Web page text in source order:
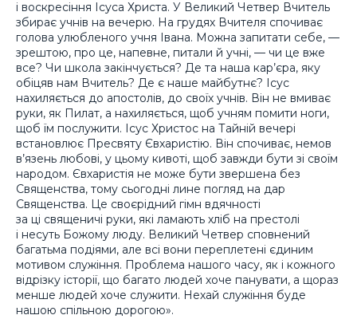
і воскресіння Ісуса Христа. У Великий Четвер Вчитель
збирає учнів на вечерю. На грудях Вчителя спочиває
голова улюбленого учня Івана. Можна запитати себе, —
зрештою, про це, напевне, питали й учні, — чи це вже
все? Чи школа закінчується? Де та наша кар’єра, яку
обіцяв нам Вчитель? Де є наше майбутнє? Ісус
нахиляється до апостолів, до своїх учнів. Він не вмиває
руки, як Пилат, а нахиляється, щоб учням помити ноги,
щоб їм послужити. Ісус Христос на Тайній вечері
встановлює Пресвяту Євхаристію. Він спочиває, немов
в’язень любові, у цьому кивоті, щоб завжди бути зі своїм
народом. Євхаристія не може бути звершена без
Священства, тому сьогодні лине погляд на дар
Священства. Це своєрідний гімн вдячності
за ці священичі руки, які ламають хліб на престолі
і несуть Божому люду. Великий Четвер сповнений
багатьма подіями, але всі вони переплетені єдиним
мотивом служіння. Проблема нашого часу, як і кожного
відрізку історії, що багато людей хоче панувати, а щораз
менше людей хоче служити. Нехай служіння буде
нашою спільною дорогою».